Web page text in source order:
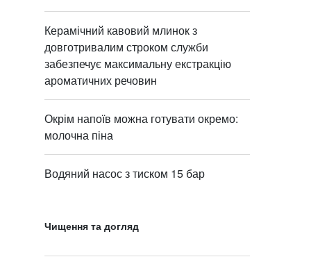
Керамічний кавовий млинок з
довготривалим строком служби
забезпечує максимальну екстракцію
ароматичних речовин
Окрім напоїв можна готувати окремо:
молочна піна
Водяний насос з тиском 15 бар
Чищення та догляд